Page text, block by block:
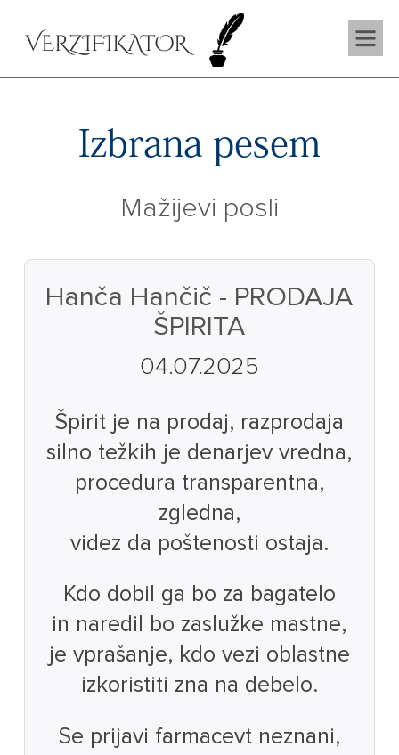
VERZIFIKATOR
Izbrana pesem
Mažijevi posli
Hanča Hančič - PRODAJA
ŠPIRITA
04.07.2025
Špirit je na prodaj, razprodaja
silno težkih je denarjev vredna,
procedura transparentna,
zgledna,
videz da poštenosti ostaja.
Kdo dobil ga bo za bagatelo
in naredil bo zaslužke mastne,
je vprašanje, kdo vezi oblastne
izkoristiti zna na debelo.
Se prijavi farmacevt neznani,